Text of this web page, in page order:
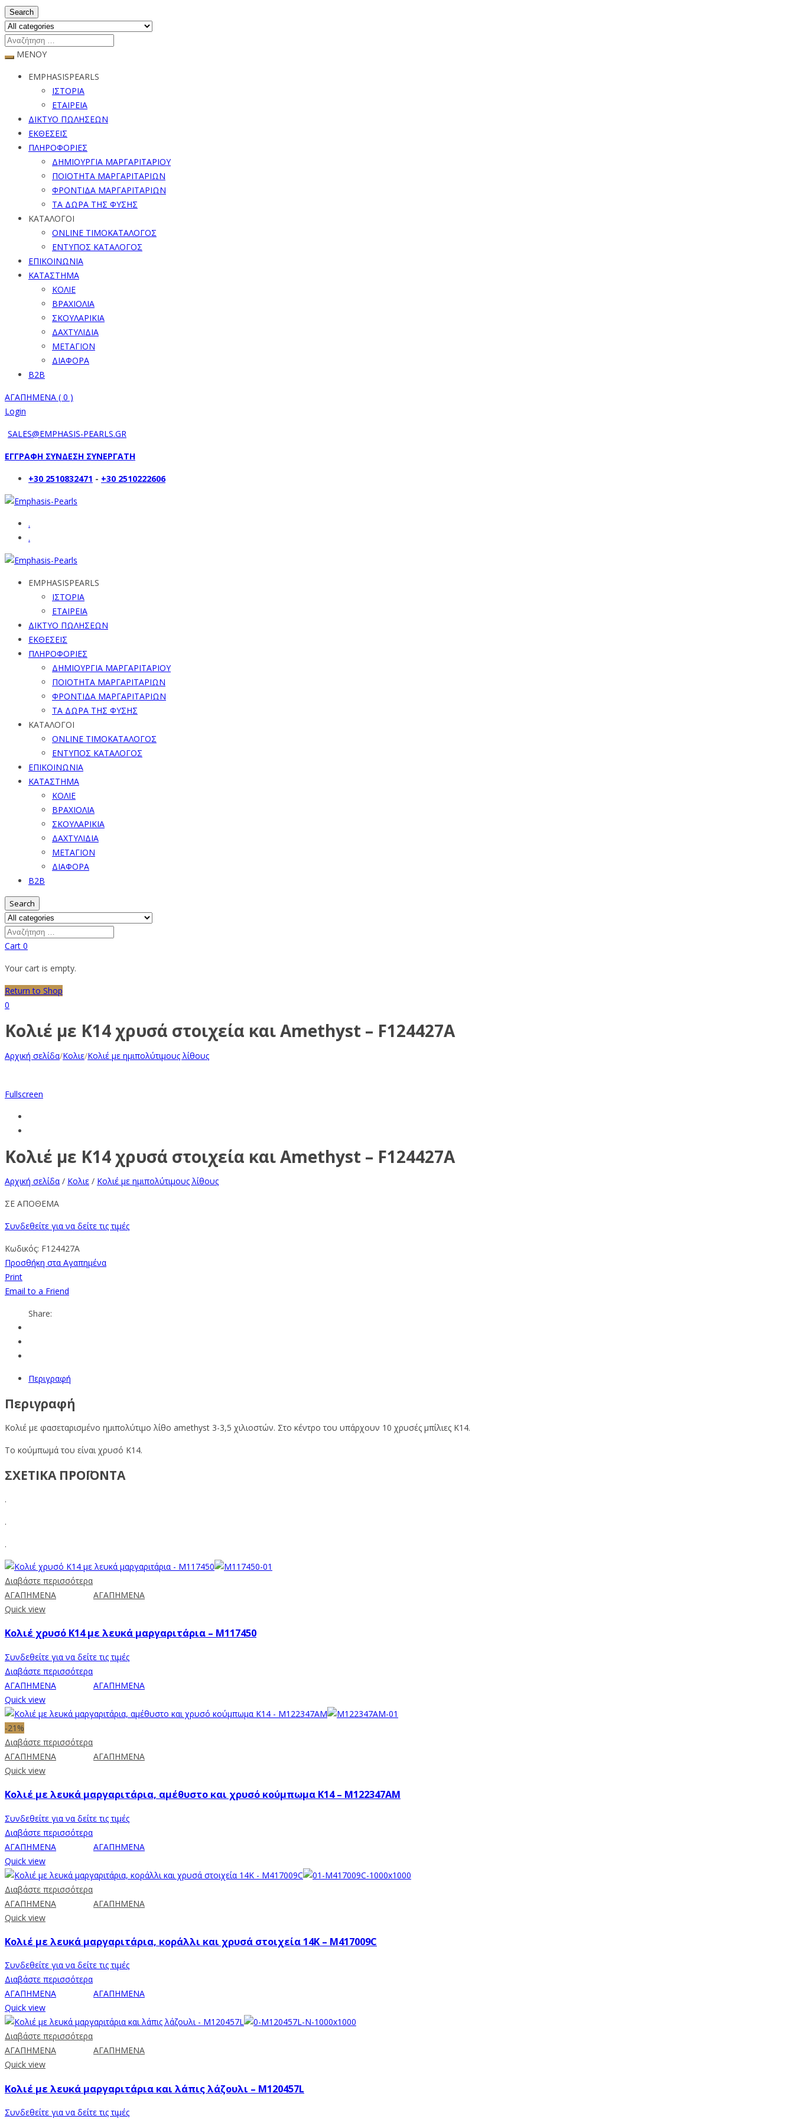
Search
ΜΕΝΟΥ
EMPHASISPEARLS
ΙΣΤΟΡΙΑ
ΕΤΑΙΡΕΙΑ
ΔΙΚΤΥΟ ΠΩΛΗΣΕΩΝ
ΕΚΘΕΣΕΙΣ
ΠΛΗΡΟΦΟΡΙΕΣ
ΔΗΜΙΟΥΡΓΙΑ ΜΑΡΓΑΡΙΤΑΡΙΟΥ
ΠΟΙΟΤΗΤΑ ΜΑΡΓΑΡΙΤΑΡΙΩΝ
ΦΡΟΝΤΙΔΑ ΜΑΡΓΑΡΙΤΑΡΙΩΝ
ΤΑ ΔΩΡΑ ΤΗΣ ΦΥΣΗΣ
ΚΑΤΑΛΟΓΟΙ
ONLINE ΤΙΜΟΚΑΤΑΛΟΓΟΣ
ΕΝΤΥΠΟΣ ΚΑΤΑΛΟΓΟΣ
ΕΠΙΚΟΙΝΩΝΙΑ
ΚΑΤΑΣΤΗΜΑ
ΚΟΛΙΕ
ΒΡΑΧΙΟΛΙΑ
ΣΚΟΥΛΑΡΙΚΙΑ
ΔΑΧΤΥΛΙΔΙΑ
ΜΕΤΑΓΙΟΝ
ΔΙΑΦΟΡΑ
B2B
ΑΓΑΠΗΜΕΝΑ ( 0 )
Login
SALES@EMPHASIS-PEARLS.GR
ΕΓΓΡΑΦΗ ΣΥΝΔΕΣΗ ΣΥΝΕΡΓΑΤΗ
+30 2510832471 - +30 2510222606
.
.
EMPHASISPEARLS
ΙΣΤΟΡΙΑ
ΕΤΑΙΡΕΙΑ
ΔΙΚΤΥΟ ΠΩΛΗΣΕΩΝ
ΕΚΘΕΣΕΙΣ
ΠΛΗΡΟΦΟΡΙΕΣ
ΔΗΜΙΟΥΡΓΙΑ ΜΑΡΓΑΡΙΤΑΡΙΟΥ
ΠΟΙΟΤΗΤΑ ΜΑΡΓΑΡΙΤΑΡΙΩΝ
ΦΡΟΝΤΙΔΑ ΜΑΡΓΑΡΙΤΑΡΙΩΝ
ΤΑ ΔΩΡΑ ΤΗΣ ΦΥΣΗΣ
ΚΑΤΑΛΟΓΟΙ
ONLINE ΤΙΜΟΚΑΤΑΛΟΓΟΣ
ΕΝΤΥΠΟΣ ΚΑΤΑΛΟΓΟΣ
ΕΠΙΚΟΙΝΩΝΙΑ
ΚΑΤΑΣΤΗΜΑ
ΚΟΛΙΕ
ΒΡΑΧΙΟΛΙΑ
ΣΚΟΥΛΑΡΙΚΙΑ
ΔΑΧΤΥΛΙΔΙΑ
ΜΕΤΑΓΙΟΝ
ΔΙΑΦΟΡΑ
B2B
Search
Cart 0
Your cart is empty.
Return to Shop
0
Κολιέ με Κ14 χρυσά στοιχεία και Amethyst – F124427A
Αρχική σελίδα/Κολιε/Κολιέ με ημιπολύτιμους λίθους
Fullscreen
Κολιέ με Κ14 χρυσά στοιχεία και Amethyst – F124427A
Αρχική σελίδα / Κολιε / Κολιέ με ημιπολύτιμους λίθους
ΣΕ ΑΠΟΘΕΜΑ
Συνδεθείτε για να δείτε τις τιμές
Κωδικός: F124427A
Προσθήκη στα Αγαπημένα
Print
Email to a Friend
Share:
Περιγραφή
Περιγραφή
Κολιέ με φασεταρισμένο ημιπολύτιμο λίθο amethyst 3-3,5 χιλιοστών. Στο κέντρο του υπάρχουν 10 χρυσές μπίλιες Κ14.
Το κούμπωμά του είναι χρυσό Κ14.
ΣΧΕΤΙΚΑ ΠΡΟΪΟΝΤΑ
.
.
.
Διαβάστε περισσότερα
ΑΓΑΠΗΜΕΝΑ
ΑΓΑΠΗΜΕΝΑ
Quick view
Κολιέ χρυσό Κ14 με λευκά μαργαριτάρια – M117450
Συνδεθείτε για να δείτε τις τιμές
Διαβάστε περισσότερα
ΑΓΑΠΗΜΕΝΑ
ΑΓΑΠΗΜΕΝΑ
Quick view
-21%
Διαβάστε περισσότερα
ΑΓΑΠΗΜΕΝΑ
ΑΓΑΠΗΜΕΝΑ
Quick view
Κολιέ με λευκά μαργαριτάρια, αμέθυστο και χρυσό κούμπωμα Κ14 – M122347AM
Συνδεθείτε για να δείτε τις τιμές
Διαβάστε περισσότερα
ΑΓΑΠΗΜΕΝΑ
ΑΓΑΠΗΜΕΝΑ
Quick view
Διαβάστε περισσότερα
ΑΓΑΠΗΜΕΝΑ
ΑΓΑΠΗΜΕΝΑ
Quick view
Κολιέ με λευκά μαργαριτάρια, κοράλλι και χρυσά στοιχεία 14K – M417009C
Συνδεθείτε για να δείτε τις τιμές
Διαβάστε περισσότερα
ΑΓΑΠΗΜΕΝΑ
ΑΓΑΠΗΜΕΝΑ
Quick view
Διαβάστε περισσότερα
ΑΓΑΠΗΜΕΝΑ
ΑΓΑΠΗΜΕΝΑ
Quick view
Κολιέ με λευκά μαργαριτάρια και λάπις λάζουλι – M120457L
Συνδεθείτε για να δείτε τις τιμές